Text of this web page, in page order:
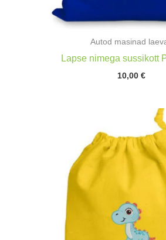
Autod masinad
Lapse nimega sussikott
10,00 €